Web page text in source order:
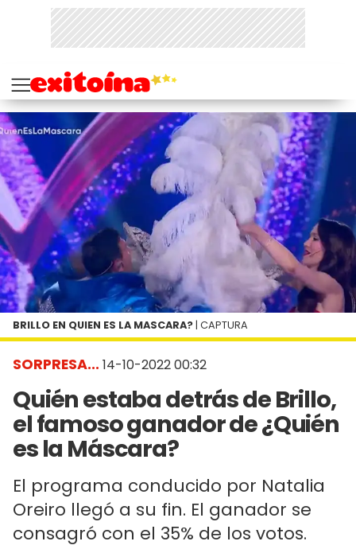
SORPRESA... 14-10-2022 00:32
Quién estaba detrás de Brillo,
el famoso ganador de ¿Quién
es la Máscara?
El programa conducido por Natalia
Oreiro llegó a su fin. El ganador se
consagró con el 35% de los votos.
BRILLO EN QUIEN ES LA MASCARA? | CAPTURA